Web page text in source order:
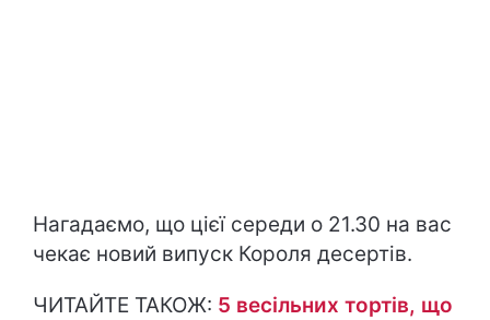
Нагадаємо, що цієї середи о 21.30 на вас
чекає новий випуск Короля десертів.
ЧИТАЙТЕ ТАКОЖ: 5 весільних тортів, що